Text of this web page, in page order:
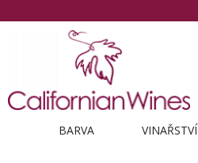
BARVA VINAŘSTVÍ